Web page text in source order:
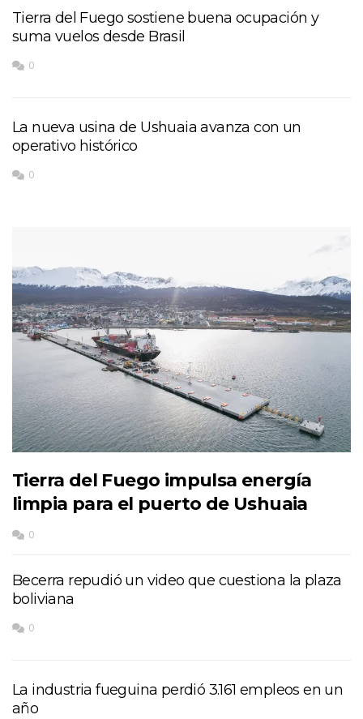
Tierra del Fuego sostiene buena ocupación y
suma vuelos desde Brasil
0
La nueva usina de Ushuaia avanza con un
operativo histórico
0
Tierra del Fuego impulsa energía
limpia para el puerto de Ushuaia
0
Becerra repudió un video que cuestiona la plaza
boliviana
0
La industria fueguina perdió 3.161 empleos en un
año